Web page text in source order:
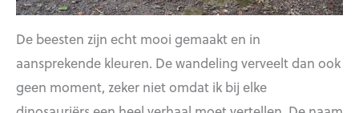
De beesten zijn echt mooi gemaakt en in
aansprekende kleuren. De wandeling verveelt dan ook
geen moment, zeker niet omdat ik bij elke